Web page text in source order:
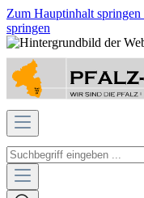
Zum Hauptinhalt springen
springen